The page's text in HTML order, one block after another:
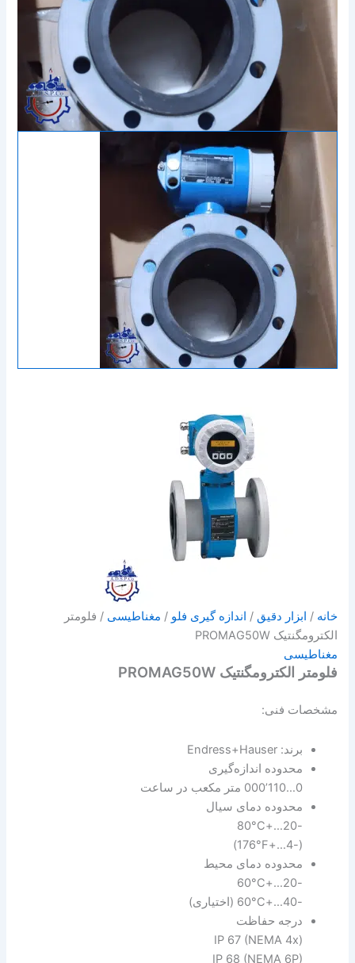
خانه / ابزار دقیق / اندازه گیری فلو / مغناطیسی / فلومتر
الکترومگنتیک PROMAG50W
مغناطیسی
فلومتر الکترومگنتیک PROMAG50W
مشخصات فنی:
برند: Endress+Hauser
محدوده اندازه‌گیری
0…110’000 متر مکعب در ساعت
محدوده دمای سیال
-20…+80°C
(-4…+176°F)
محدوده دمای محیط
-20…+60°C
-40…+60°C (اختیاری)
درجه حفاظت
IP 67 (NEMA 4x)
IP 68 (NEMA 6P)